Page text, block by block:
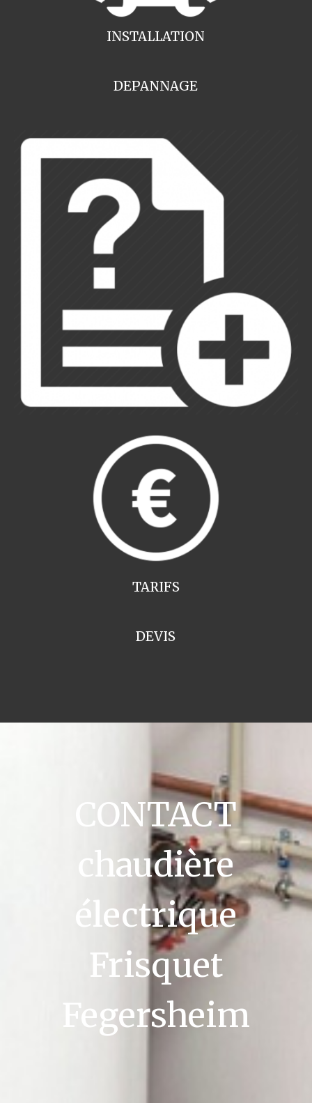
INSTALLATION
DEPANNAGE
TARIFS
DEVIS
CONTACT
chaudière
électrique
Frisquet
Fegersheim